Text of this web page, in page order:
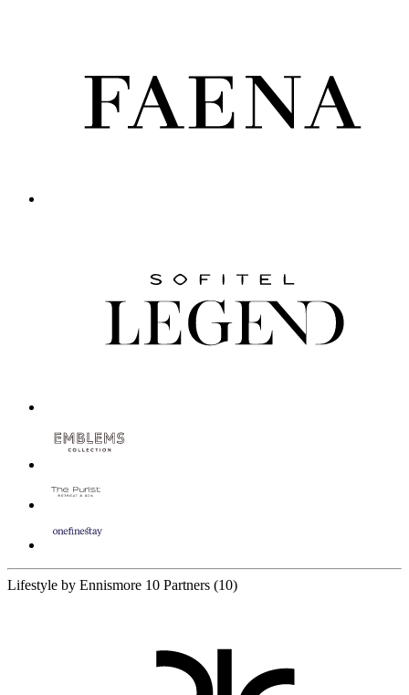
Lifestyle by Ennismore 10 Partners (10)